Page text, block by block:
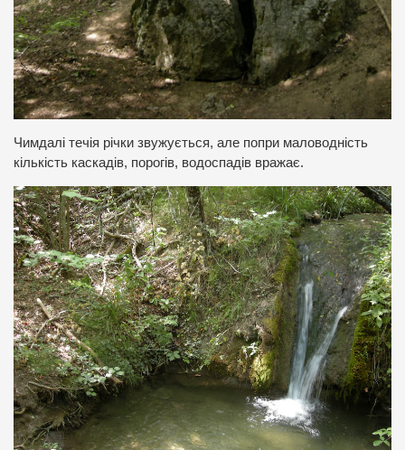
Чимдалі течія річки звужується, але попри маловодність
кількість каскадів, порогів, водоспадів вражає.